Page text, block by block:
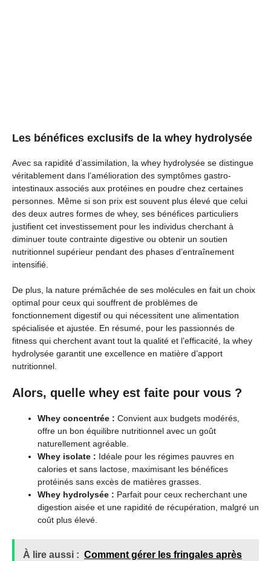
Les bénéfices exclusifs de la whey hydrolysée
Avec sa rapidité d’assimilation, la whey hydrolysée se distingue
véritablement dans l’amélioration des symptômes gastro-
intestinaux associés aux protéines en poudre chez certaines
personnes. Même si son prix est souvent plus élevé que celui
des deux autres formes de whey, ses bénéfices particuliers
justifient cet investissement pour les individus cherchant à
diminuer toute contrainte digestive ou obtenir un soutien
nutritionnel supérieur pendant des phases d’entraînement
intensifié.
De plus, la nature prémâchée de ses molécules en fait un choix
optimal pour ceux qui souffrent de problèmes de
fonctionnement digestif ou qui nécessitent une alimentation
spécialisée et ajustée. En résumé, pour les passionnés de
fitness qui cherchent avant tout la qualité et l’efficacité, la whey
hydrolysée garantit une excellence en matière d’apport
nutritionnel.
Alors, quelle whey est faite pour vous ?
Whey concentrée : Convient aux budgets modérés,
offre un bon équilibre nutritionnel avec un goût
naturellement agréable.
Whey isolate : Idéale pour les régimes pauvres en
calories et sans lactose, maximisant les bénéfices
protéinés sans excès de matières grasses.
Whey hydrolysée : Parfait pour ceux recherchant une
digestion aisée et une rapidité de récupération, malgré un
coût plus élevé.
À lire aussi : Comment gérer les fringales après